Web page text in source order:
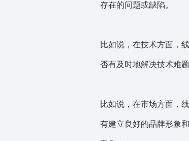
存在的问题或缺陷。
比如说，在技术方面，
否有及时地解决技术难
比如说，在市场方面，
有建立良好的品牌形象